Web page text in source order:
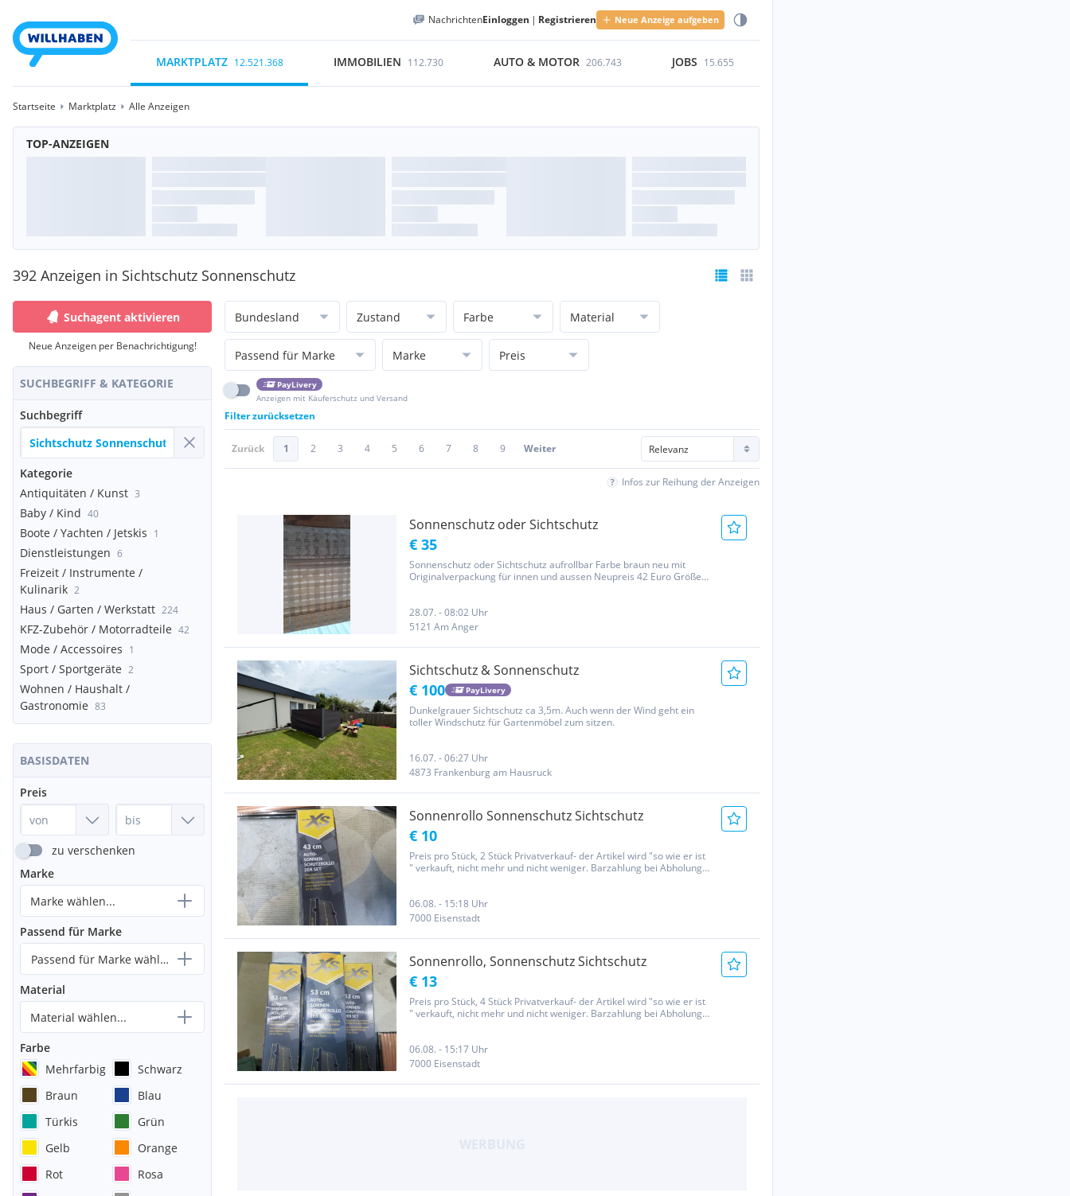
NachrichtenEinloggen | Registrieren Neue Anzeige aufgeben
MARKTPLATZ 12.521.368 IMMOBILIEN 112.730 AUTO & MOTOR 206.743 JOBS 15.655
Startseite Marktplatz Alle Anzeigen
TOP-ANZEIGEN
392 Anzeigen in Sichtschutz Sonnenschutz
Suchagent aktivieren
Neue Anzeigen per Benachrichtigung!
SUCHBEGRIFF & KATEGORIE
Suchbegriff
Kategorie
Antiquitäten / Kunst 3
Baby / Kind 40
Boote / Yachten / Jetskis 1
Dienstleistungen 6
Freizeit / Instrumente /
Kulinarik 2
Haus / Garten / Werkstatt 224
KFZ-Zubehör / Motorradteile 42
Mode / Accessoires 1
Sport / Sportgeräte 2
Wohnen / Haushalt /
Gastronomie 83
BASISDATEN
Preis
zu verschenken
Marke
Marke wählen...
Passend für Marke
Passend für Marke wählen...
Material
Material wählen...
Farbe
Mehrfarbig
Schwarz
Braun
Blau
Türkis
Grün
Gelb
Orange
Rot
Rosa
Bundesland Zustand Farbe Material
Passend für Marke Marke Preis
PayLivery
Anzeigen mit Käuferschutz und Versand
Filter zurücksetzen
Zurück 1 2 3 4 5 6 7 8 9 Weiter
Infos zur Reihung der Anzeigen
Sonnenschutz oder Sichtschutz
€ 35
Sonnenschutz oder Sichtschutz aufrollbar Farbe braun neu mit
Originalverpackung für innen und aussen Neupreis 42 Euro Größe
auf der...
28.07. - 08:02 Uhr
5121 Am Anger
Sichtschutz & Sonnenschutz
€ 100 PayLivery
Dunkelgrauer Sichtschutz ca 3,5m. Auch wenn der Wind geht ein
toller Windschutz für Gartenmöbel zum sitzen.
16.07. - 06:27 Uhr
4873 Frankenburg am Hausruck
Sonnenrollo Sonnenschutz Sichtschutz
€ 10
Preis pro Stück, 2 Stück Privatverkauf- der Artikel wird "so wie er ist
" verkauft, nicht mehr und nicht weniger. Barzahlung bei Abholung
06.08. - 15:18 Uhr
7000 Eisenstadt
Sonnenrollo, Sonnenschutz Sichtschutz
€ 13
Preis pro Stück, 4 Stück Privatverkauf- der Artikel wird "so wie er ist
" verkauft, nicht mehr und nicht weniger. Barzahlung bei Abholung
06.08. - 15:17 Uhr
7000 Eisenstadt